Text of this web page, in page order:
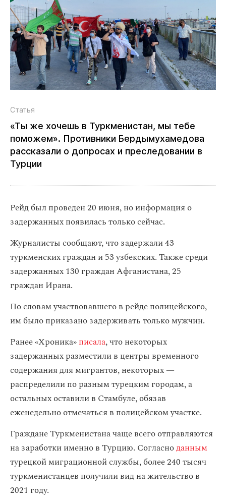
Статья
«Ты же хочешь в Туркменистан, мы тебе
поможем». Противники Бердымухамедова
рассказали о допросах и преследовании в
Турции
Рейд был проведен 20 июня, но информация о
задержанных появилась только сейчас.
Журналисты сообщают, что задержали 43
туркменских граждан и 53 узбекских. Также среди
задержанных 130 граждан Афганистана, 25
граждан Ирана.
По словам участвовавшего в рейде полицейского,
им было приказано задерживать только мужчин.
Ранее «Хроника»писала, что некоторых
задержанных разместили в центры временного
содержания для мигрантов, некоторых —
распределили по разным турецким городам, а
остальных оставили в Стамбуле, обязав
еженедельно отмечаться в полицейском участке.
Граждане Туркменистана чаще всего отправляются
на заработки именно в Турцию. Согласноданным
турецкой миграционной службы, более 240 тысяч
туркменистанцев получили вид на жительство в
2021 году.